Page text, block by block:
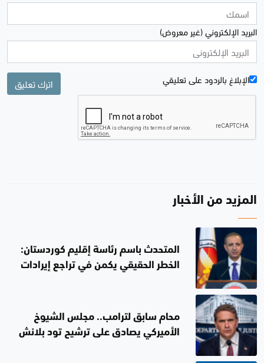
البريد الإلكتروني (غير معروض)
الإبلاغ بالردود علی تعليقي اترك تعليق
المزيد من الأخبار
المتحدث باسم رئاسة إقليم كوردستان:
الخطر الحقيقي يكمن في تراجع إيرادات
محام سابق لترامب.. مجلس الشيوخ
الأميركي يصادق على ترشيح تود بلانش